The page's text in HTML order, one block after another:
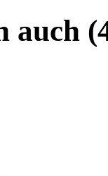
auch